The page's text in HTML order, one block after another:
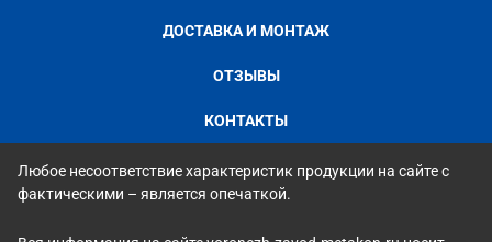
ДОСТАВКА И МОНТАЖ
ОТЗЫВЫ
КОНТАКТЫ
Любое несоответствие характеристик продукции на сайте с
фактическими – является опечаткой.